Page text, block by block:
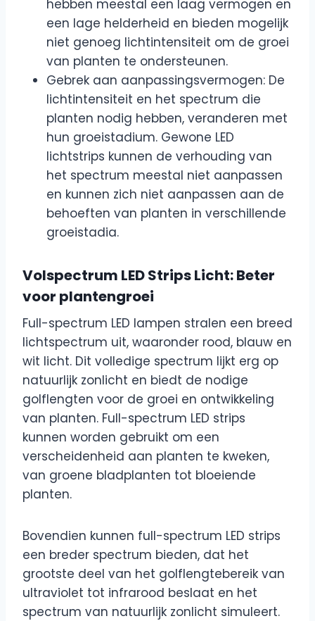
hebben meestal een laag vermogen en
een lage helderheid en bieden mogelijk
niet genoeg lichtintensiteit om de groei
van planten te ondersteunen.
Gebrek aan aanpassingsvermogen: De
lichtintensiteit en het spectrum die
planten nodig hebben, veranderen met
hun groeistadium. Gewone LED
lichtstrips kunnen de verhouding van
het spectrum meestal niet aanpassen
en kunnen zich niet aanpassen aan de
behoeften van planten in verschillende
groeistadia.
Volspectrum LED Strips Licht: Beter
voor plantengroei
Full-spectrum LED lampen stralen een breed
lichtspectrum uit, waaronder rood, blauw en
wit licht. Dit volledige spectrum lijkt erg op
natuurlijk zonlicht en biedt de nodige
golflengten voor de groei en ontwikkeling
van planten. Full-spectrum LED strips
kunnen worden gebruikt om een
verscheidenheid aan planten te kweken,
van groene bladplanten tot bloeiende
planten.
Bovendien kunnen full-spectrum LED strips
een breder spectrum bieden, dat het
grootste deel van het golflengtebereik van
ultraviolet tot infrarood beslaat en het
spectrum van natuurlijk zonlicht simuleert.